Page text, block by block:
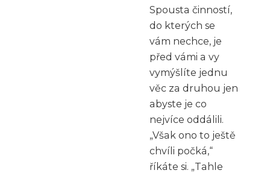
Spousta činností,
do kterých se
vám nechce, je
před vámi a vy
vymýšlíte jednu
věc za druhou jen
abyste je co
nejvíce oddálili.
„Však ono to ještě
chvíli počká,“
říkáte si. „Tahle